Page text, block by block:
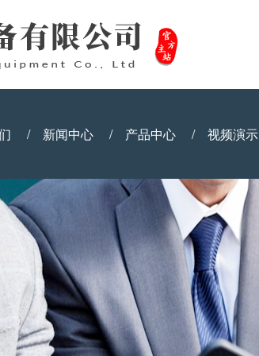
/ 新闻中心 / 产品中心 / 视频演示